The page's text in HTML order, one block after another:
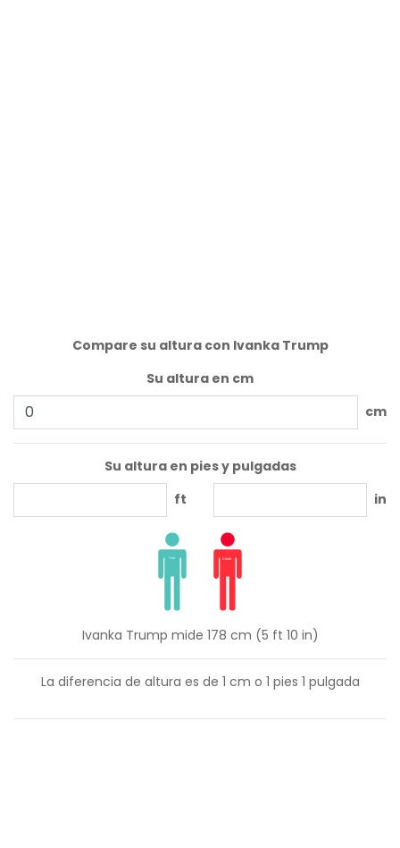
Compare su altura con Ivanka Trump
Su altura en cm
cm
Su altura en pies y pulgadas
ft
in
Ivanka Trump mide 178 cm (5 ft 10 in)
La diferencia de altura es de 1 cm o 1 pies 1 pulgada